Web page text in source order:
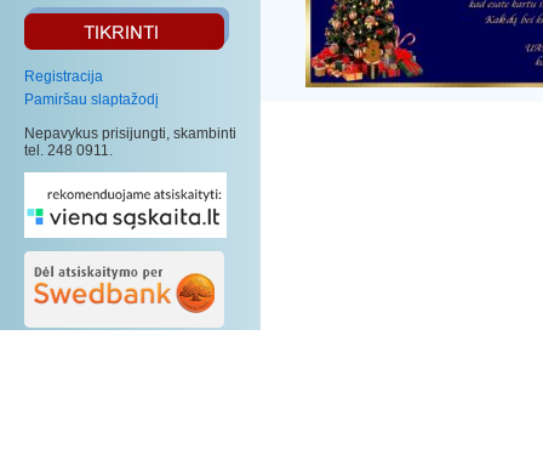
Registracija
Pamiršau slaptažodį
Nepavykus prisijungti, skambinti
tel. 248 0911.